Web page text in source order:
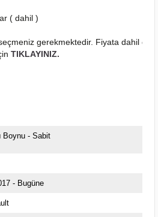
( dahil )
gerekmektedir. Fiyata dahil
TIKLAYINIZ.
Boynu - Sabit
- Bugüne